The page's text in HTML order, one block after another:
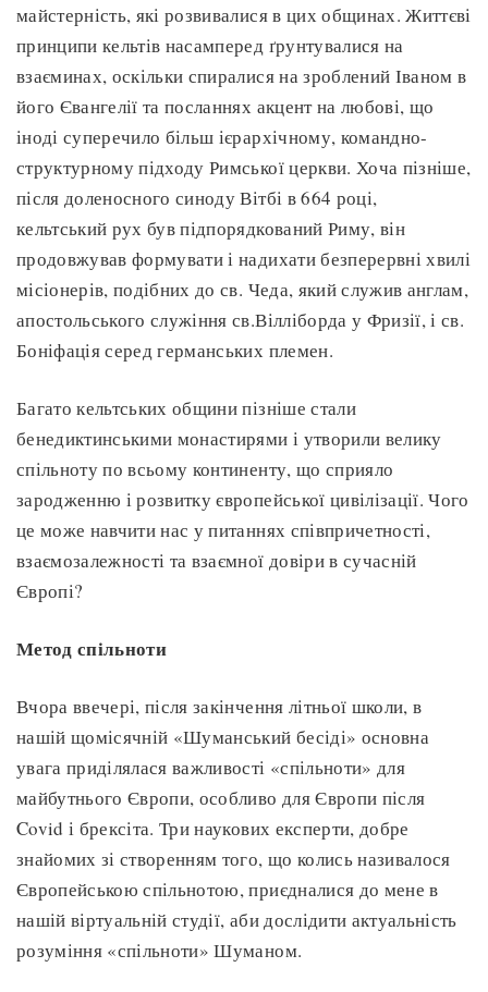
майстерність, які розвивалися в цих общинах. Життєві
принципи кельтів насамперед ґрунтувалися на
взаєминах, оскільки спиралися на зроблений Іваном в
його Євангелії та посланнях акцент на любові, що
іноді суперечило більш ієрархічному, командно-
структурному підходу Римської церкви. Хоча пізніше,
після доленосного синоду Вітбі в 664 році,
кельтський рух був підпорядкований Риму, він
продовжував формувати і надихати безперервні хвилі
місіонерів, подібних до св. Чеда, який служив англам,
апостольського служіння св.Вілліборда у Фризії, і св.
Боніфація серед германських племен.
Багато кельтських общини пізніше стали
бенедиктинськими монастирями і утворили велику
спільноту по всьому континенту, що сприяло
зародженню і розвитку європейської цивілізації. Чого
це може навчити нас у питаннях співпричетності,
взаємозалежності та взаємної довіри в сучасній
Європі?
Метод спільноти
Вчора ввечері, після закінчення літньої школи, в
нашій щомісячній «Шуманський бесіді» основна
увага приділялася важливості «спільноти» для
майбутнього Європи, особливо для Європи після
Covid і брексіта. Три наукових експерти, добре
знайомих зі створенням того, що колись називалося
Європейською спільнотою, приєдналися до мене в
нашій віртуальній студії, аби дослідити актуальність
розуміння «спільноти» Шуманом.